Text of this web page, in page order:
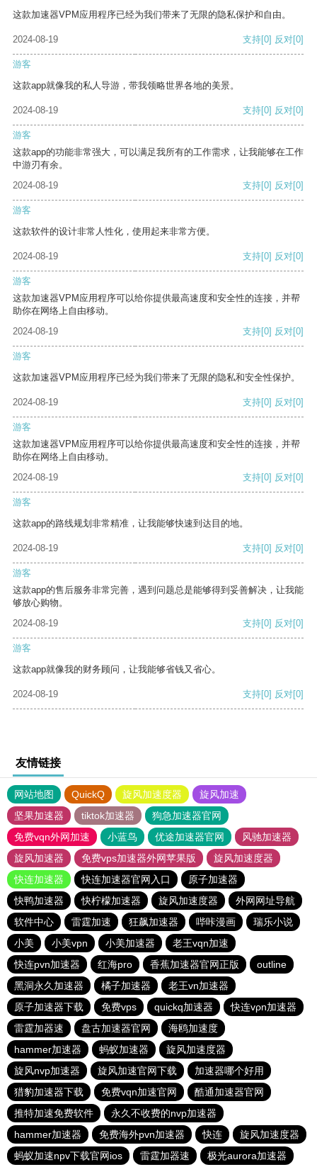
这款加速器VPM应用程序已经为我们带来了无限的隐私保护和自由。
2024-08-19 支持[0] 反对[0]
游客
这款app就像我的私人导游，带我领略世界各地的美景。
2024-08-19 支持[0] 反对[0]
游客
这款app的功能非常强大，可以满足我所有的工作需求，让我能够在工作
中游刃有余。
2024-08-19
支持[0] 反对[0]
游客
这款软件的设计非常人性化，使用起来非常方便。
2024-08-19 支持[0] 反对[0]
游客
这款加速器VPM应用程序可以给你提供最高速度和安全性的连接，并帮
助你在网络上自由移动。
2024-08-19
支持[0] 反对[0]
游客
这款加速器VPM应用程序已经为我们带来了无限的隐私和安全性保护。
2024-08-19 支持[0] 反对[0]
游客
这款加速器VPM应用程序可以给你提供最高速度和安全性的连接，并帮
助你在网络上自由移动。
2024-08-19
支持[0] 反对[0]
游客
这款app的路线规划非常精准，让我能够快速到达目的地。
2024-08-19 支持[0] 反对[0]
游客
这款app的售后服务非常完善，遇到问题总是能够得到妥善解决，让我能
够放心购物。
2024-08-19
支持[0] 反对[0]
游客
这款app就像我的财务顾问，让我能够省钱又省心。
2024-08-19 支持[0] 反对[0]
友情链接
网站地图 QuickQ 旋风加速度器
旋风加速
坚果加速器
tiktok加速器
狗急加速器官网
免费vqn外网加速
小蓝鸟 优途加速器官网
风驰加速器
旋风加速器
免费vps加速器外网苹果版
旋风加速度器
快连加速器
快连加速器官网入口
原子加速器
快鸭加速器
快柠檬加速器 旋风加速度器
外网网址导航
软件中心
雷霆加速 狂飙加速器 哔咔漫画
瑞乐小说
小美
小美vpn 小美加速器
老王vqn加速
快连pvn加速器
红海pro 香蕉加速器官网正版
outline
黑洞永久加速器
橘子加速器
老王vn加速器
原子加速器下载
免费vps quickq加速器
快连vρn加速器
雷霆加器速
盘古加速器官网
海鸥加速度
hammer加速器
蚂蚁加速器
旋风加速度器
旋风nvp加速器
旋风加速官网下载
加速器哪个好用
猎豹加速器下载
免费vqn加速官网
酷通加速器官网
推特加速免费软件
永久不收费的nvp加速器
hammer加速器
免费海外pvn加速器 快连
旋风加速度器
蚂蚁加速npv下载官网ios
雷霆加器速 极光aurora加速器